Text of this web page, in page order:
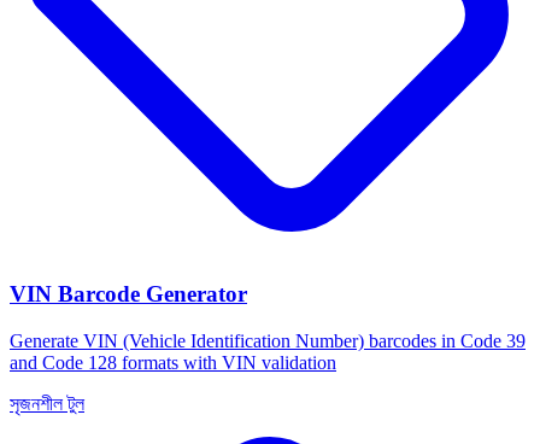
VIN Barcode Generator
Generate VIN (Vehicle Identification Number) barcodes in Code 39
and Code 128 formats with VIN validation
সৃজনশীল টুল